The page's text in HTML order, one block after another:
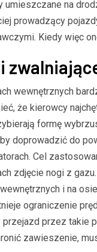
umieszczane na
prowadzący
Kiedy więc
wewnętrznych
że kierowcy
formę
doprowadzić do
Cel
zdjęcie nogi z
i na
ograniczenie
przejazd przez takie
zawieszenie,